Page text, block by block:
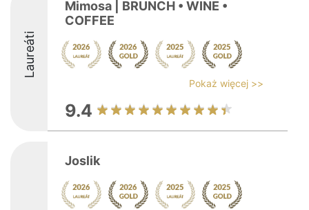
Laureáti
Mimosa | BRUNCH • WINE •
COFFEE
Pokaż więcej >>
9.4
Joslik